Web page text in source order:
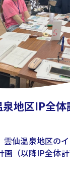
地区IP全
雲仙温泉地区の
画（以降IP全体